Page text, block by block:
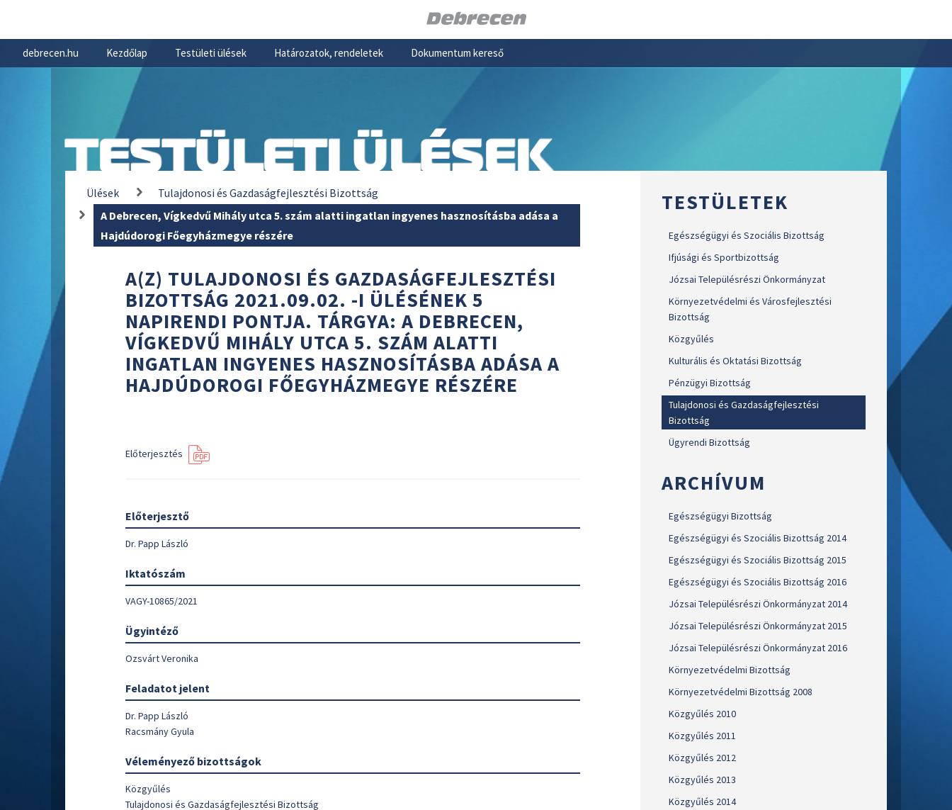
debrecen.hu Kezdőlap Testületi ülések Határozatok, rendeletek Dokumentum kereső
TESTÜLETI ÜLÉSEK
Ülések
Tulajdonosi és Gazdaságfejlesztési Bizottság
A Debrecen, Vígkedvű Mihály utca 5. szám alatti ingatlan ingyenes hasznosításba adása a
Hajdúdorogi Főegyházmegye részére
A(Z) TULAJDONOSI ÉS GAZDASÁGFEJLESZTÉSI
BIZOTTSÁG 2021.09.02. -I ÜLÉSÉNEK 5
NAPIRENDI PONTJA. TÁRGYA: A DEBRECEN,
VÍGKEDVŰ MIHÁLY UTCA 5. SZÁM ALATTI
INGATLAN INGYENES HASZNOSÍTÁSBA ADÁSA A
HAJDÚDOROGI FŐEGYHÁZMEGYE RÉSZÉRE
Előterjesztés
Előterjesztő
Dr. Papp László
Iktatószám
VAGY-10865/2021
Ügyintéző
Ozsvárt Veronika
Feladatot jelent
Dr. Papp László
Racsmány Gyula
Véleményező bizottságok
Közgyűlés
Tulajdonosi és Gazdaságfejlesztési Bizottság
TESTÜLETEK
Egészségügyi és Szociális Bizottság
Ifjúsági és Sportbizottság
Józsai Településrészi Önkormányzat
Környezetvédelmi és Városfejlesztési
Bizottság
Közgyűlés
Kulturális és Oktatási Bizottság
Pénzügyi Bizottság
Tulajdonosi és Gazdaságfejlesztési
Bizottság
Ügyrendi Bizottság
ARCHÍVUM
Egészségügyi Bizottság
Egészségügyi és Szociális Bizottság 2014
Egészségügyi és Szociális Bizottság 2015
Egészségügyi és Szociális Bizottság 2016
Józsai Településrészi Önkormányzat 2014
Józsai Településrészi Önkormányzat 2015
Józsai Településrészi Önkormányzat 2016
Környezetvédelmi Bizottság
Környezetvédelmi Bizottság 2008
Közgyűlés 2010
Közgyűlés 2011
Közgyűlés 2012
Közgyűlés 2013
Közgyűlés 2014